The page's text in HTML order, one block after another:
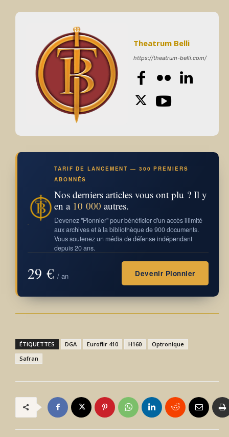
Theatrum Belli
https://theatrum-belli.com/
TARIF DE LANCEMENT — 300 PREMIERS
ABONNÉS
Nos derniers articles vous ont plu ? Il y
en a 10 000 autres.
Devenez "Pionnier" pour bénéficier d'un accès illimité
aux archives et à la bibliothèque de 900 documents.
Vous soutenez un média de défense indépendant
depuis 20 ans.
29 € / an Devenir Pionnier
ÉTIQUETTES DGA Euroflir 410 H160
Optronique
Safran